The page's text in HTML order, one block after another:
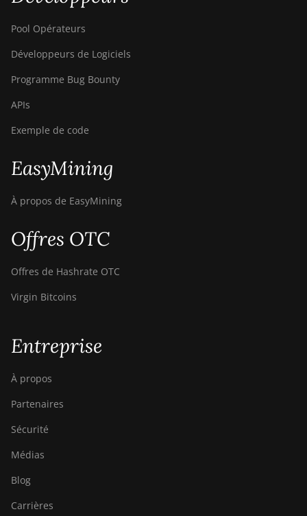
Pool Opérateurs
Développeurs de Logiciels
Programme Bug Bounty
APIs
Exemple de code
EasyMining
À propos de EasyMining
Offres OTC
Offres de Hashrate OTC
Virgin Bitcoins
Entreprise
À propos
Partenaires
Sécurité
Médias
Blog
Carrières